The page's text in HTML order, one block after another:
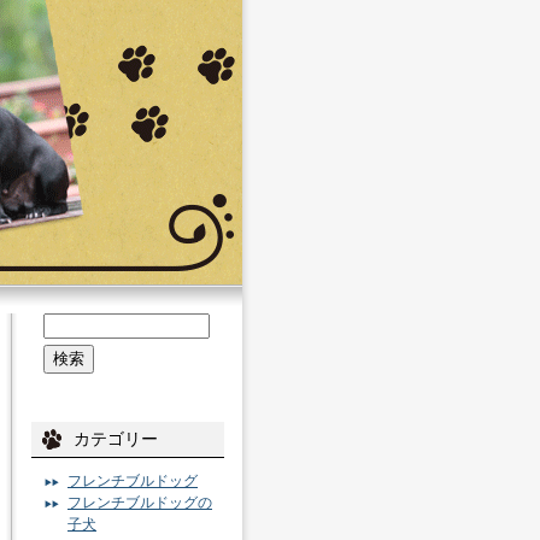
カテゴリー
フレンチブルドッグ
フレンチブルドッグの
子犬